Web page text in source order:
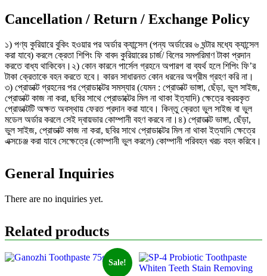
Cancellation / Return / Exchange Policy
১) পণ্য কুরিয়ারে বুকিং হওয়ার পর অর্ডার ক্যান্সেল (পন্য অর্ডারের ৬ ঘন্টার মধ্যে ক্যান্সেল
করা যাবে) করলে ক্রেতা শিপিং ফি বাবদ কুরিয়ারের চার্জ/ বিলের সমপরিমাণ টাকা প্রদান
করতে বাধ্য থাকিবেন।২) কোন কারনে পার্সেল গ্রহনে অপারগ বা ব্যর্থ হলে শিপিং ফি’র
টাকা ক্রেতাকে বহন করতে হবে। কারন সাধারনত কোন ধরনের অগ্রীম গ্রহণ করি না।
৩) প্রোডাক্ট গ্রহনের পর প্রোডাক্টের সমস্যার (যেমন : প্রোডাক্ট ভাঙ্গা, ছেঁড়া, ভুল সাইজ,
প্রোডাক্ট কাজ না করা, ছবির সাথে প্রোডাক্টের মিল না থাকা ইত্যাদি) ক্ষেত্রে ক্রয়কৃত
প্রোডাক্টটি অক্ষত অবস্থায় ফেরত প্রদান করা যাবে। কিন্তু ক্রেতা ভুল সাইজ বা ভুল
মডেল অর্ডার করলে সেই দ্বায়ভার কোম্পানী বহণ করবে না।৪) প্রোডাক্ট ভাঙ্গা, ছেঁড়া,
ভুল সাইজ, প্রোডাক্ট কাজ না করা, ছবির সাথে প্রোডাক্টের মিল না থাকা ইত্যাদি ক্ষেত্রে
এক্সচেঞ্জ করা যাবে সেক্ষেত্রে (কোম্পানী ভুল করলে) কোম্পানী পরিবহন খরচ বহন করিবে।
General Inquiries
There are no inquiries yet.
Related products
Sale!